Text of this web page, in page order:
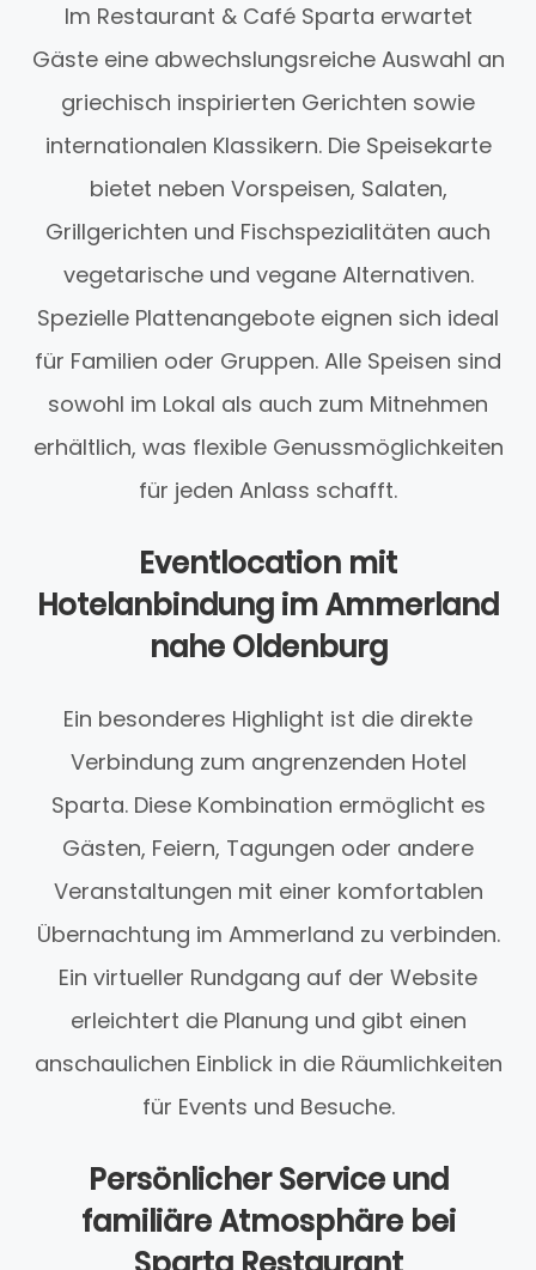
Im Restaurant & Café Sparta erwartet
Gäste eine abwechslungsreiche Auswahl an
griechisch inspirierten Gerichten sowie
internationalen Klassikern. Die Speisekarte
bietet neben Vorspeisen, Salaten,
Grillgerichten und Fischspezialitäten auch
vegetarische und vegane Alternativen.
Spezielle Plattenangebote eignen sich ideal
für Familien oder Gruppen. Alle Speisen sind
sowohl im Lokal als auch zum Mitnehmen
erhältlich, was flexible Genussmöglichkeiten
für jeden Anlass schafft.
Eventlocation mit
Hotelanbindung im Ammerland
nahe Oldenburg
Ein besonderes Highlight ist die direkte
Verbindung zum angrenzenden Hotel
Sparta. Diese Kombination ermöglicht es
Gästen, Feiern, Tagungen oder andere
Veranstaltungen mit einer komfortablen
Übernachtung im Ammerland zu verbinden.
Ein virtueller Rundgang auf der Website
erleichtert die Planung und gibt einen
anschaulichen Einblick in die Räumlichkeiten
für Events und Besuche.
Persönlicher Service und
familiäre Atmosphäre bei